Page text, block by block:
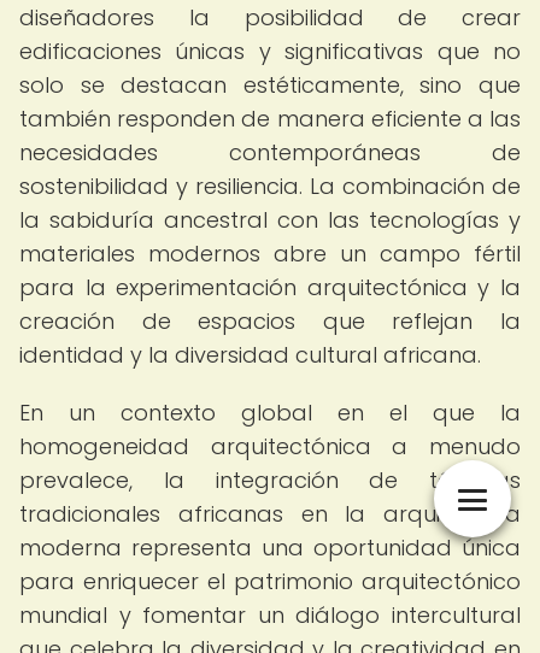
diseñadores la posibilidad de crear
edificaciones únicas y significativas que no
solo se destacan estéticamente, sino que
también responden de manera eficiente a las
necesidades contemporáneas de
sostenibilidad y resiliencia. La combinación de
la sabiduría ancestral con las tecnologías y
materiales modernos abre un campo fértil
para la experimentación arquitectónica y la
creación de espacios que reflejan la
identidad y la diversidad cultural africana.
En un contexto global en el que la
homogeneidad arquitectónica a menudo
prevalece, la integración de técnicas
tradicionales africanas en la arquitectura
moderna representa una oportunidad única
para enriquecer el patrimonio arquitectónico
mundial y fomentar un diálogo intercultural